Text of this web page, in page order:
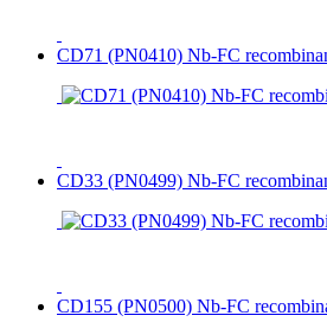
CD71 (PN0410) Nb-FC
CD33 (PN0499) Nb-FC
CD155 (PN0500) Nb-FC